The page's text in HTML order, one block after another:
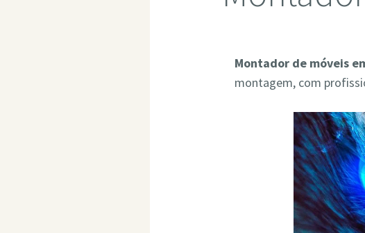
Montador de móveis
montagem, com